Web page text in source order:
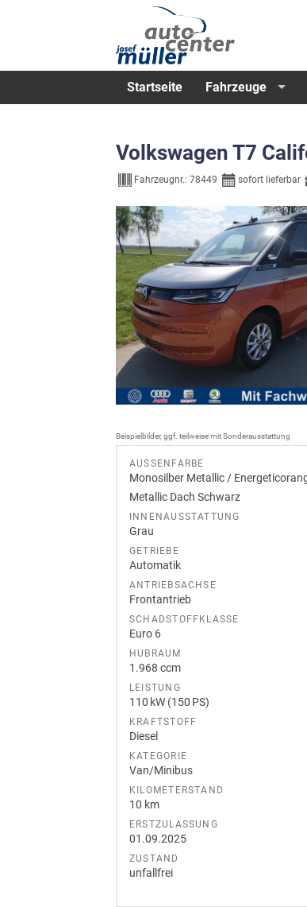
Startseite Fahrzeuge
Volkswagen T7
Fahrzeugnr.: 78449 sofort lieferbar
Beispielbilder, ggf. teilweise mit Sonderausstattung
AUSSENFARBE
Monosilber Metallic /
Metallic Dach Schwarz
INNENAUSSTATTUNG
Grau
GETRIEBE
Automatik
ANTRIEBSACHSE
Frontantrieb
SCHADSTOFFKLASSE
Euro 6
HUBRAUM
1.968 ccm
LEISTUNG
110 kW (150 PS)
KRAFTSTOFF
Diesel
KATEGORIE
Van/Minibus
KILOMETERSTAND
10 km
ERSTZULASSUNG
01.09.2025
ZUSTAND
unfallfrei